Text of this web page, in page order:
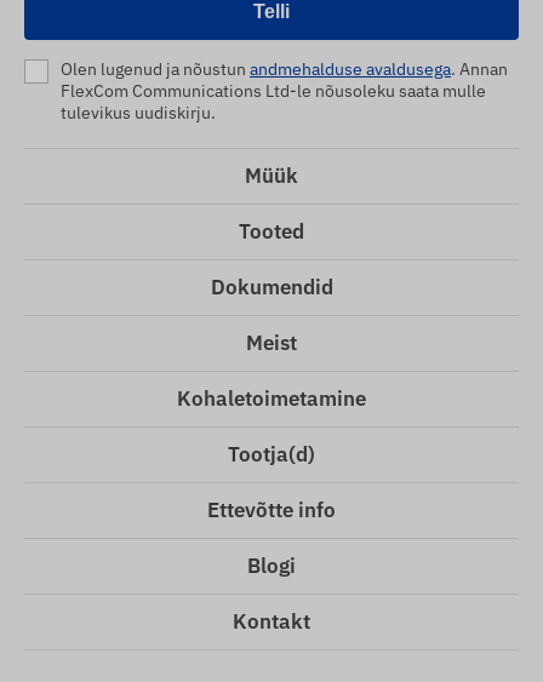
Telli
Olen lugenud ja nõustun andmehalduse avaldusega. Annan
FlexCom Communications Ltd-le nõusoleku saata mulle
tulevikus uudiskirju.
Müük
Tooted
Dokumendid
Meist
Kohaletoimetamine
Tootja(d)
Ettevõtte info
Blogi
Kontakt